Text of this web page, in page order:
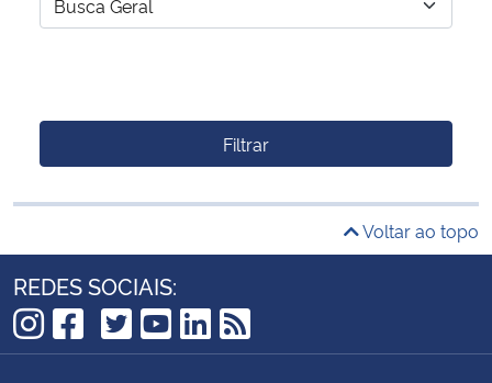
Filtrar
Voltar ao topo
REDES SOCIAIS:
Instagram
Facebook
TikTok
Twitter
YouTube
LinkedIn
RSS